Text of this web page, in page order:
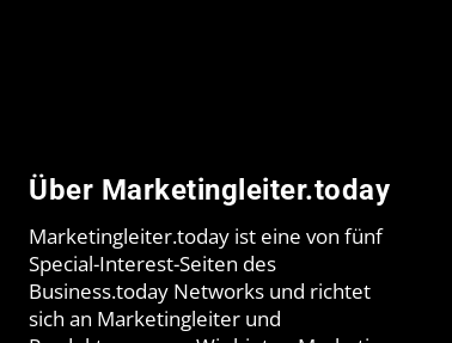
Über Marketingleiter.today
Marketingleiter.today ist eine von fünf
Special-Interest-Seiten des
Business.today Networks und richtet
sich an Marketingleiter und